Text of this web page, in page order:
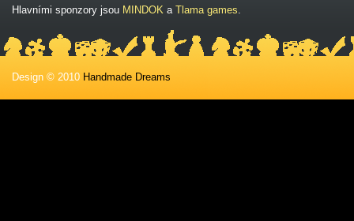
Hlavními sponzory jsou MINDOK a Tlama games.
Design © 2010 Handmade Dreams